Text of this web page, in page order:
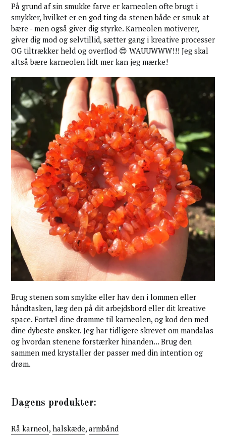
På grund af sin smukke farve er karneolen ofte brugt i
smykker, hvilket er en god ting da stenen både er smuk at
bære - men også giver dig styrke. Karneolen motiverer,
giver dig mod og selvtillid, sætter gang i kreative processer
OG tiltrækker held og overflod 😍 WAUUWWW!!! Jeg skal
altså bære karneolen lidt mer kan jeg mærke!
Brug stenen som smykke eller hav den i lommen eller
håndtasken, læg den på dit arbejdsbord eller dit kreative
space. Fortæl dine drømme til karneolen, og kod den med
dine dybeste ønsker. Jeg har tidligere skrevet om mandalas
og hvordan stenene forstærker hinanden... Brug den
sammen med krystaller der passer med din intention og
drøm.
Dagens produkter:
Rå karneol, halskæde, armbånd